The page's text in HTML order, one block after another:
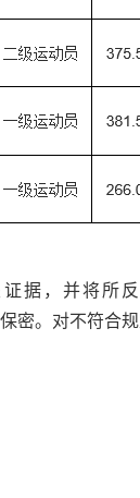
据，并将所
密。对不符合